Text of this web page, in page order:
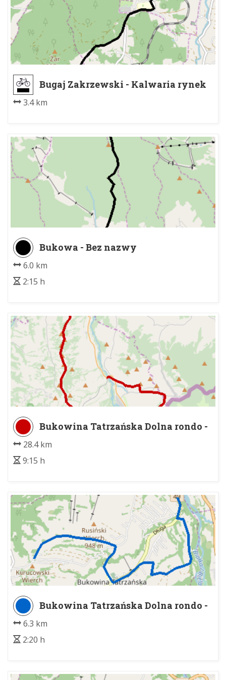
Bugaj Zakrzewski - Kalwaria rynek
3.4 km
Bukowa - Bez nazwy
6.0 km
2:15 h
Bukowina Tatrzańska Dolna rondo -
28.4 km
9:15 h
Bukowina Tatrzańska Dolna rondo -
6.3 km
2:20 h